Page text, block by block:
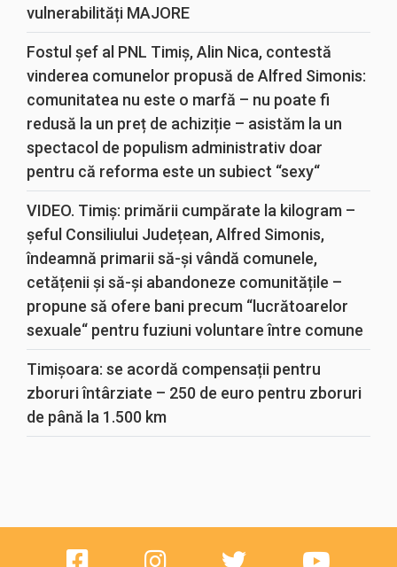
vulnerabilități MAJORE
Fostul șef al PNL Timiș, Alin Nica, contestă
vinderea comunelor propusă de Alfred Simonis:
comunitatea nu este o marfă – nu poate fi
redusă la un preț de achiziție – asistăm la un
spectacol de populism administrativ doar
pentru că reforma este un subiect “sexy“
VIDEO. Timiș: primării cumpărate la kilogram –
șeful Consiliului Județean, Alfred Simonis,
îndeamnă primarii să-și vândă comunele,
cetățenii și să-și abandoneze comunitățile –
propune să ofere bani precum “lucrătoarelor
sexuale“ pentru fuziuni voluntare între comune
Timișoara: se acordă compensații pentru
zboruri întârziate – 250 de euro pentru zboruri
de până la 1.500 km